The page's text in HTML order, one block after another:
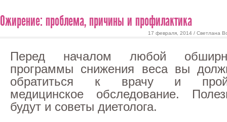
Ожирение: проблема, причины и профилактика
17 февраля, 2014 / Светлана
Перед началом любой
программы снижения веса вы
обратиться к врачу и
медицинское обследование.
будут и советы диетолога.